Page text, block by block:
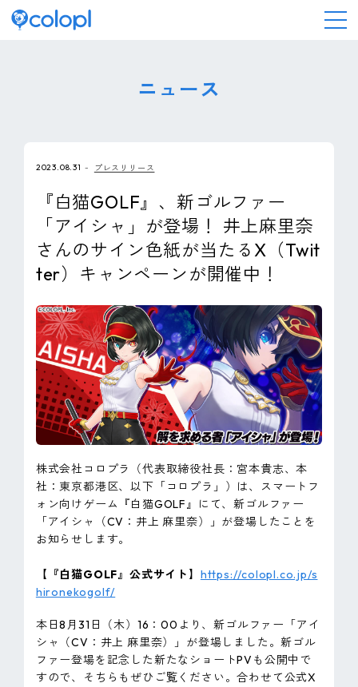
IR情報
採用情報
サステナビリティ
ピンマーク
EN
ニュース
2023.08.31 プレスリリース
『白猫GOLF』、新ゴルファー
「アイシャ」が登場！ 井上麻里奈
さんのサイン色紙が当たるX（Twit
ter）キャンペーンが開催中！
株式会社コロプラ（代表取締役社長：宮本貴志、本
社：東京都港区、以下「コロプラ」）は、スマートフ
ォン向けゲーム『白猫GOLF』にて、新ゴルファー
「アイシャ（CV：井上 麻里奈）」が登場したことを
お知らせします。
【『白猫GOLF』公式サイト】 https://colopl.co.jp/s
hironekogolf/
本日8月31日（木）16：00より、新ゴルファー「アイ
シャ（CV：井上 麻里奈）」が登場しました。新ゴル
ファー登場を記念した新たなショートPVも公開中で
すので、そちらもぜひご覧ください。合わせて公式X